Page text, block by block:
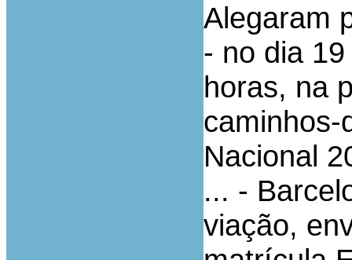
Alegaram
- no dia
horas, na
caminhos-
Nacional
... -
viação,